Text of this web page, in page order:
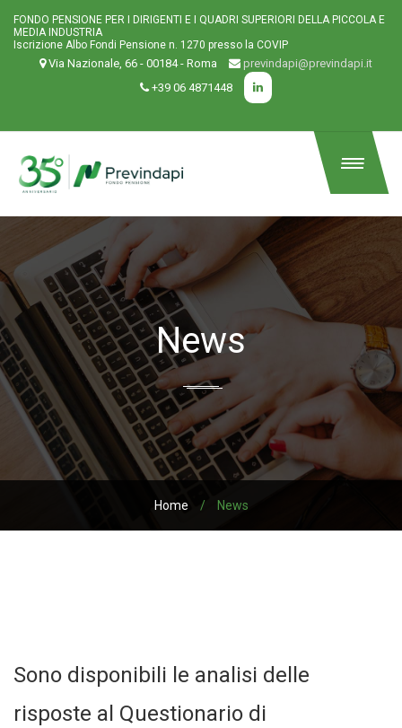
FONDO PENSIONE PER I DIRIGENTI E I QUADRI SUPERIORI DELLA PICCOLA E
MEDIA INDUSTRIA
Iscrizione Albo Fondi Pensione n. 1270 presso la COVIP
Via Nazionale, 66 - 00184 - Roma
previndapi@previndapi.it
+39 06 4871448
News
Home / News
Sono disponibili le analisi delle
risposte al Questionario di